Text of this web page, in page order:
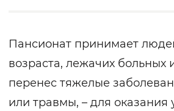
Пансионат принимает
возраста, лежачих больных
перенес тяжелые
или травмы, – для оказания